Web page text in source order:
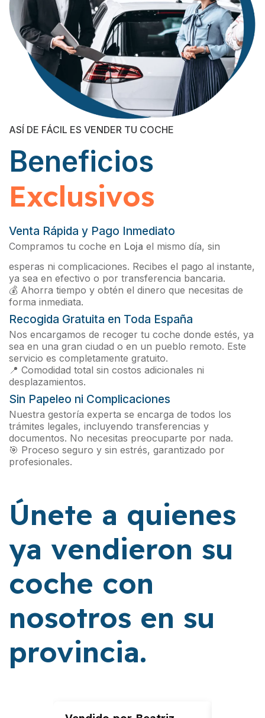
ASÍ DE FÁCIL ES VENDER TU COCHE
Beneficios
Exclusivos
Venta Rápida y Pago Inmediato
Compramos tu coche en Loja el mismo día, sin
esperas ni complicaciones. Recibes el pago al instante,
ya sea en efectivo o por transferencia bancaria.
💰 Ahorra tiempo y obtén el dinero que necesitas de
forma inmediata.
Recogida Gratuita en Toda España
Nos encargamos de recoger tu coche donde estés, ya
sea en una gran ciudad o en un pueblo remoto. Este
servicio es completamente gratuito.
📍 Comodidad total sin costos adicionales ni
desplazamientos.
Sin Papeleo ni Complicaciones
Nuestra gestoría experta se encarga de todos los
trámites legales, incluyendo transferencias y
documentos. No necesitas preocuparte por nada.
🎯 Proceso seguro y sin estrés, garantizado por
profesionales.
Únete a quienes
ya vendieron su
coche con
nosotros en su
provincia.